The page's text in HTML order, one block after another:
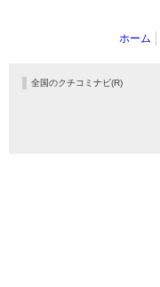
ホーム
全国のクチコミナビ(R)